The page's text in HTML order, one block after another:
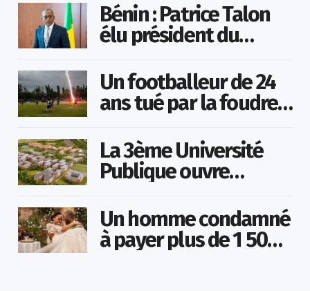
Bénin : Patrice Talon
élu président du
Un footballeur de 24
ans tué par la foudre
La 3ème Université
Publique ouvre
Un homme condamné
à payer plus de 1 500